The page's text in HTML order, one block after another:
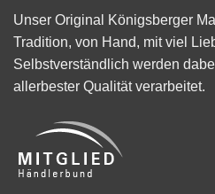
Unser Original Königsberger
Tradition, von Hand, mit viel
Selbstverständlich werden
allerbester Qualität verarbeitet.